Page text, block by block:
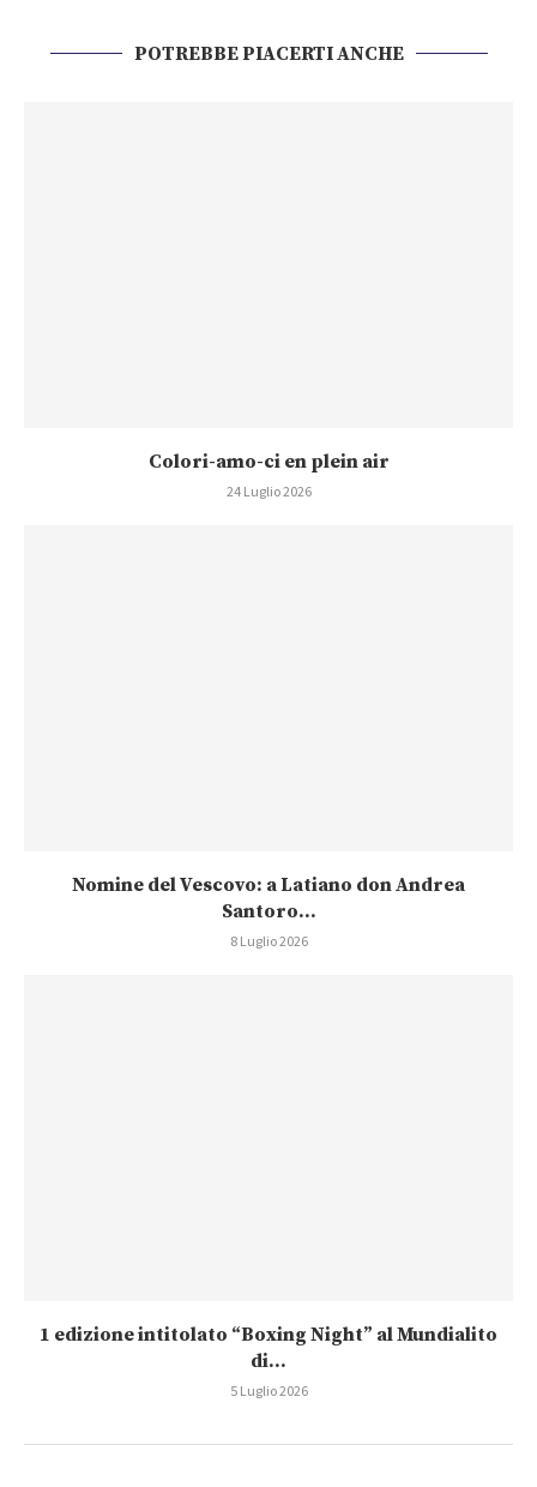
POTREBBE PIACERTI ANCHE
Colori-amo-ci en plein air
24 Luglio 2026
Nomine del Vescovo: a Latiano don Andrea
Santoro...
8 Luglio 2026
1 edizione intitolato “Boxing Night” al Mundialito
di...
5 Luglio 2026